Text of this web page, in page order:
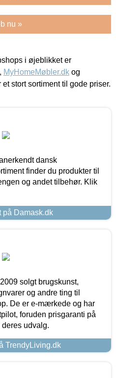
nu »
i øjeblikket er
, MyHomeMøbler.dk og
et stort sortiment til gode priser.
dansk
finder du produkter til
og andet tilbehør. Klik
på Damask.dk
solgt brugskunst,
og andre ting til
De er e-mærkede og har
foruden prisgaranti på
udvalg.
TrendyLiving.dk